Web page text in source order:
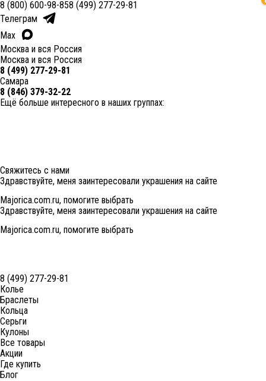
8 (800) 600-98-858 (499) 277-29-81
Телеграм
Max
Москва и вся Россия
Москва и вся Россия
8 (499) 277-29-81
Самара
8 (846) 379-32-22
Ещё больше интересного в наших группах:
Свяжитесь с нами
Здравствуйте, меня заинтересовали украшения на сайте
Majorica.com.ru, помогите выбрать
Здравствуйте, меня заинтересовали украшения на сайте
Majorica.com.ru, помогите выбрать
8 (499) 277-29-81
Колье
Браслеты
Кольца
Серьги
Кулоны
Все товары
Акции
Где купить
Блог